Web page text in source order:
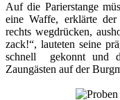
Auf die Parierstange
eine Waffe, erklärte
rechts wegdrücken,
zack!“, lauteten seine
schnell gekonnt und
Zaungästen auf der